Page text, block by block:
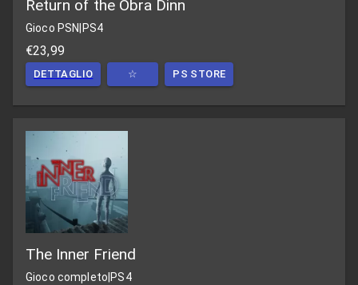
Return of the Obra Dinn
Gioco PSN PS4
€23,99
DETTAGLIO ☆ PS STORE
The Inner Friend
Gioco completo|PS4